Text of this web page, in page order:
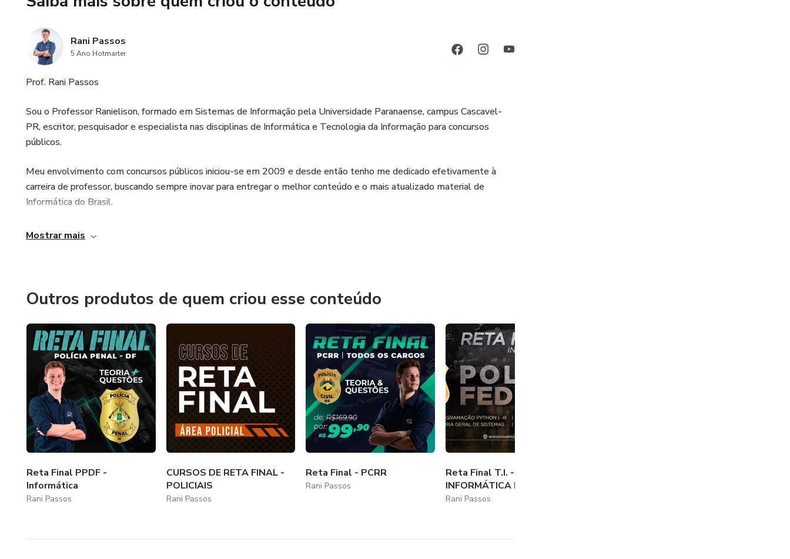
1 Ano de Acesso Completo: Tempo ideal para você construir sua base e chegar altamente
Não perca tempo com materiais genéricos. Garanta uma preparação completa e eficiente
Rani Passos
5 Ano Hotmarter
Prof. Rani Passos
Sou o Professor Ranielison, formado em Sistemas de Informação pela Universidade Paranaense, campus Cascavel-
PR, escritor, pesquisador e especialista nas disciplinas de Informática e Tecnologia da Informação para concursos
públicos.
Meu envolvimento com concursos públicos iniciou-se em 2009 e desde então tenho me dedicado efetivamente à
carreira de professor, buscando sempre inovar para entregar o melhor conteúdo e o mais atualizado material de
Informática do Brasil.
Buscando sempre a excelência em minhas aulas, já fui premiado diversas vezes pelo trabalho prestado e pelo recorde
Mostrar mais
Outros produtos de quem criou esse conteúdo
Reta Final PPDF -
Informática
Rani Passos
CURSOS DE RETA FINAL -
POLICIAIS
Rani Passos
Reta Final - PCRR
Rani Passos
Reta Final T.I. -
INFORMÁTICA PARA PF
Rani Passos